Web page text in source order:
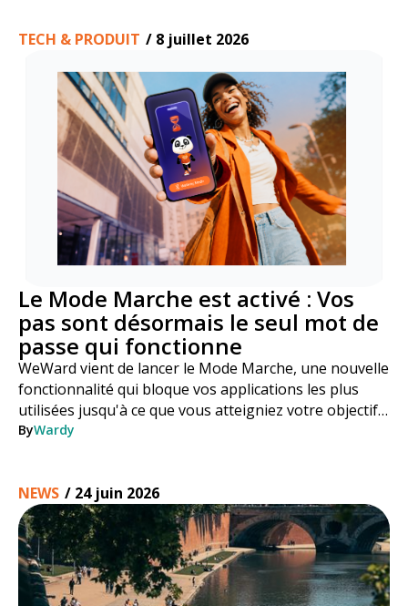
TECH & PRODUIT / 8 juillet 2026
Le Mode Marche est activé : Vos
pas sont désormais le seul mot de
passe qui fonctionne
WeWard vient de lancer le Mode Marche, une nouvelle
fonctionnalité qui bloque vos applications les plus
utilisées jusqu'à ce que vous atteigniez votre objectif
de pas. Voici comment cela fonctionne, étape par
ByWardy
NEWS / 24 juin 2026